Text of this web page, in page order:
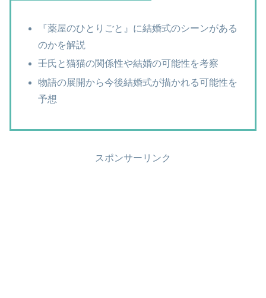
『薬屋のひとりごと』に結婚式のシーンがある
のかを解説
壬氏と猫猫の関係性や結婚の可能性を考察
物語の展開から今後結婚式が描かれる可能性を
予想
スポンサーリンク